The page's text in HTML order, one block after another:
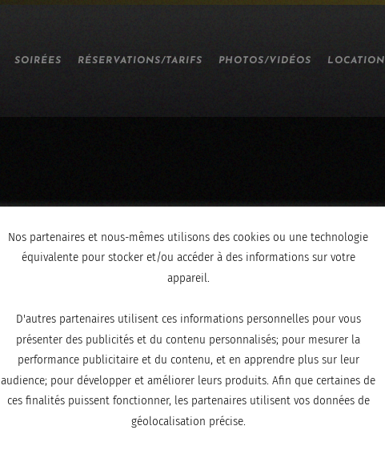
SOIRÉES RÉSERVATIONS/TARIFS PHOTOS/VIDÉOS LOCATION
Nos partenaires et nous-mêmes utilisons des cookies ou une technologie
équivalente pour stocker et/ou accéder à des informations sur votre
appareil.
D'autres partenaires utilisent ces informations personnelles pour vous
présenter des publicités et du contenu personnalisés; pour mesurer la
performance publicitaire et du contenu, et en apprendre plus sur leur
audience; pour développer et améliorer leurs produits. Afin que certaines de
ces finalités puissent fonctionner, les partenaires utilisent vos données de
géolocalisation précise.